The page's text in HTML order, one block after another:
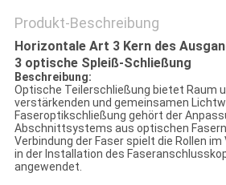
Produkt-Beschreibung
Horizontale Art 3 Kern des
3 optische Spleiß-Schließung
Beschreibung:
Optische Teilerschließung bietet Raum
verstärkenden und gemeinsamen
Faseroptikschließung gehört der
Abschnittsystems aus optischen
Verbindung der Faser spielt die Rollen
in der Installation des
angewendet.